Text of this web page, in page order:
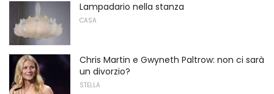
Lampadario nella stanza
CASA
Chris Martin e Gwyneth Paltrow: non ci sarà
un divorzio?
STELLA